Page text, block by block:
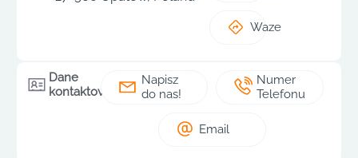
Waze
Dane
kontaktowe
Napisz
do nas!
Numer
Telefonu
Email